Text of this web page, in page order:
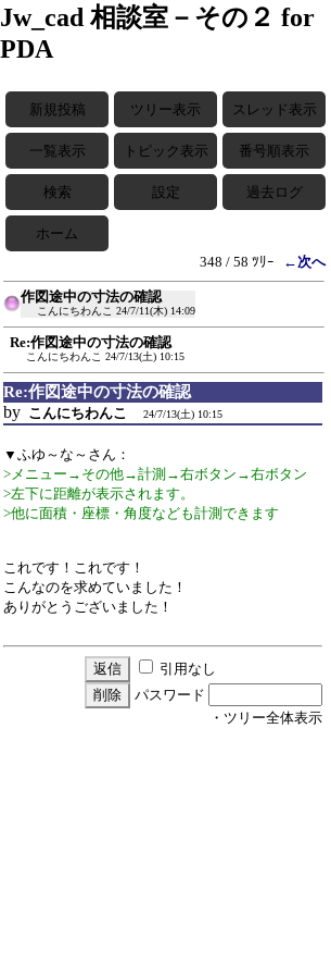
Jw_cad 相談室－その２ for
PDA
新規投稿 ツリー表示 スレッド表示
一覧表示 トピック表示 番号順表示
検索 設定 過去ログ
ホーム
348 / 58 ﾂﾘｰ
←次へ
作図途中の寸法の確認
こんにちわんこ 24/7/11(木) 14:09
Re:作図途中の寸法の確認
こんにちわんこ 24/7/13(土) 10:15
Re:作図途中の寸法の確認
by こんにちわんこ 24/7/13(土) 10:15
▼ふゆ～な～さん：
>メニュー→その他→計測→右ボタン→右ボタン
>左下に距離が表示されます。
>他に面積・座標・角度なども計測できます
これです！これです！
こんなのを求めていました！
ありがとうございました！
引用なし
パスワード
・ツリー全体表示